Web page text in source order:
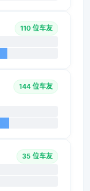
110 位车友
144 位车友
35 位车友